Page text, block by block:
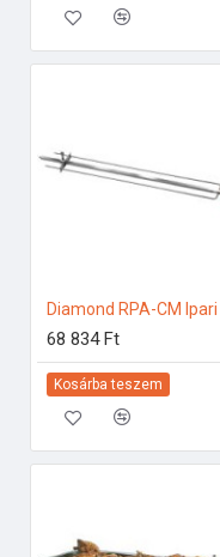
68 834 Ft
Kosárba teszem